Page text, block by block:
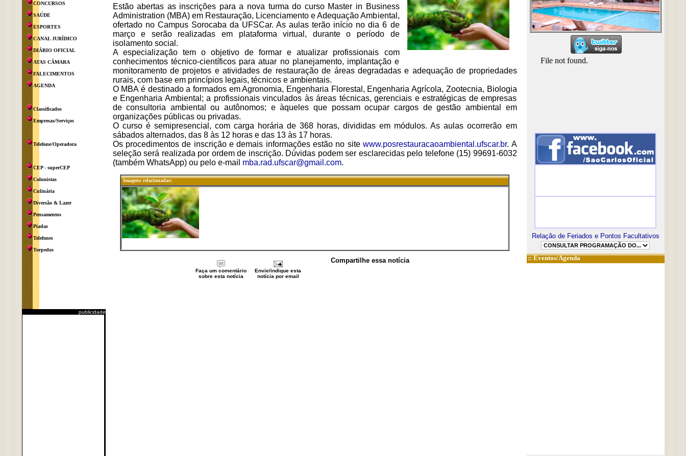
CONCURSOS
SAÚDE
ESPORTES
CANAL JURÍDICO
DIÁRIO OFICIAL
ATAS CÂMARA
FALECIMENTOS
AGENDA
Classificados
Empresas/Serviços
Telefone/Operadora
CEP - superCEP
Colunistas
Culinária
Diversão & Lazer
Pensamentos
Piadas
Telefones
Torpedos
publicidade
Estão abertas as inscrições para a nova turma do curso Master in Business
Administration (MBA) em Restauração, Licenciamento e Adequação Ambiental,
ofertado no Campus Sorocaba da UFSCar. As aulas terão início no dia 6 de
março e serão realizadas em plataforma virtual, durante o período de
isolamento social.
A especialização tem o objetivo de formar e atualizar profissionais com
conhecimentos técnico-científicos para atuar no planejamento, implantação e
monitoramento de projetos e atividades de restauração de áreas degradadas e adequação de propriedades
rurais, com base em princípios legais, técnicos e ambientais.
O MBA é destinado a formados em Agronomia, Engenharia Florestal, Engenharia Agrícola, Zootecnia, Biologia
e Engenharia Ambiental; a profissionais vinculados às áreas técnicas, gerenciais e estratégicas de empresas
de consultoria ambiental ou autônomos; e àqueles que possam ocupar cargos de gestão ambiental em
organizações públicas ou privadas.
O curso é semipresencial, com carga horária de 368 horas, divididas em módulos. As aulas ocorrerão em
sábados alternados, das 8 às 12 horas e das 13 às 17 horas.
Os procedimentos de inscrição e demais informações estão no sitewww.posrestauracaoambiental.ufscar.br. A
seleção será realizada por ordem de inscrição. Dúvidas podem ser esclarecidas pelo telefone (15) 99691-6032
(também WhatsApp) ou pelo e-mail mba.rad.ufscar@gmail.com.
Imagens relacionadas:
Compartilhe essa notícia
Faça um comentário
sobre esta notícia
Envie/indique esta
notícia por email
Relação de Feriados e Pontos Facultativos
::Eventos/Agenda